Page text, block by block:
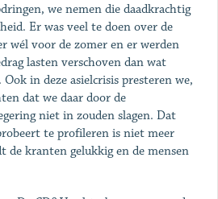
we nemen die daadkrachtig
Er was veel te doen over de
wél voor de zomer en er werden
lasten verschoven dan wat
in deze asielcrisis presteren we,
dat we daar door de
niet in zouden slagen. Dat
te profileren is niet meer
de kranten gelukkig en de mensen